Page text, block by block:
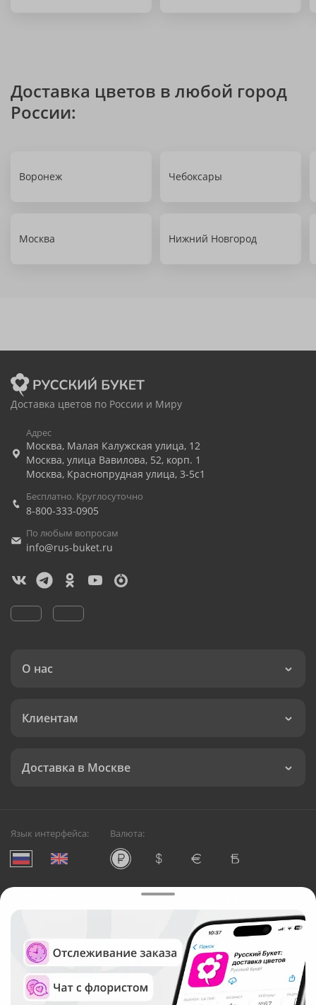
Доставка цветов в любой город
России:
Воронеж Чебоксары
Москва Нижний Новгород
Доставка цветов по России и Миру
Адрес
Москва, Малая Калужская улица, 12
Москва, улица Вавилова, 52, корп. 1
Москва, Краснопрудная улица, 3-5с1
Бесплатно. Круглосуточно
8-800-333-0905
По любым вопросам
info@rus-buket.ru
О нас
Клиентам
Доставка в Москве
Язык интерфейса: Валюта:
Служба круглосуточной доставки цветов в Москве
Русский Букет, 2026
Общество с ограниченной ответственностью «Технология»
ОГРН: 1195476081745, ИНН: 5410081997
Юридический адрес: г. Новосибирск, ул. Ипподромская,
д.42, оф. 3